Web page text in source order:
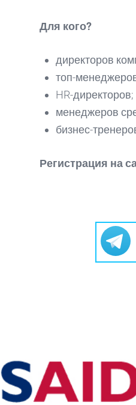
Для кого?
директоров
топ-
HR-директоров;
менеджеров
бизнес-
Регистрация на